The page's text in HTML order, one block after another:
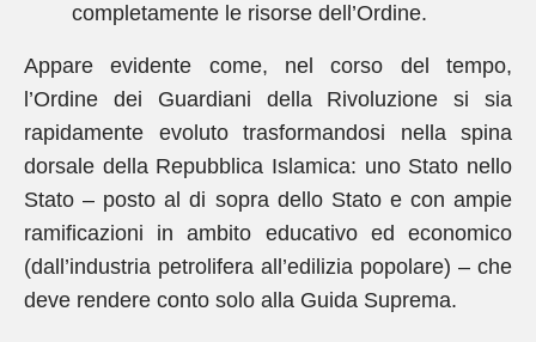
completamente le risorse dell’Ordine.
Appare evidente come, nel corso del tempo,
l’Ordine dei Guardiani della Rivoluzione si sia
rapidamente evoluto trasformandosi nella spina
dorsale della Repubblica Islamica: uno Stato nello
Stato – posto al di sopra dello Stato e con ampie
ramificazioni in ambito educativo ed economico
(dall’industria petrolifera all’edilizia popolare) – che
deve rendere conto solo alla Guida Suprema.